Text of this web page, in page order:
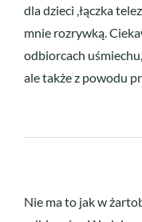
dla dzieci ‚łączka
mnie rozrywką.
odbiorcach
ale także z powodu
Nie ma to jak w